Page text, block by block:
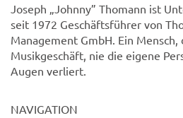
Joseph „Johnny” Thomann ist
seit 1972 Geschäftsführer von
Management GmbH. Ein
Musikgeschäft, nie die eigene
Augen verliert.
NAVIGATION